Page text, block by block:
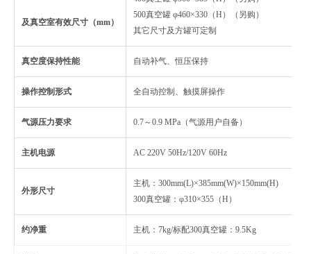
及真空室有效尺寸（mm）
500真空罐 φ460×330（H）（另购）
其它尺寸及方罐可定制
真空度保持性能 自动补气、恒压保持
操作控制形式 全自动控制、触摸屏操作
气源压力要求 0.7～0.9 MPa（气源用户自备）
主机电源 AC 220V 50Hz/120V 60Hz
外形尺寸
主机：300mm(L)×385mm(W)×150mm(H)
300真空罐：φ310×355（H）
约净重 主机：7kg/标配300真空罐：9.5Kg